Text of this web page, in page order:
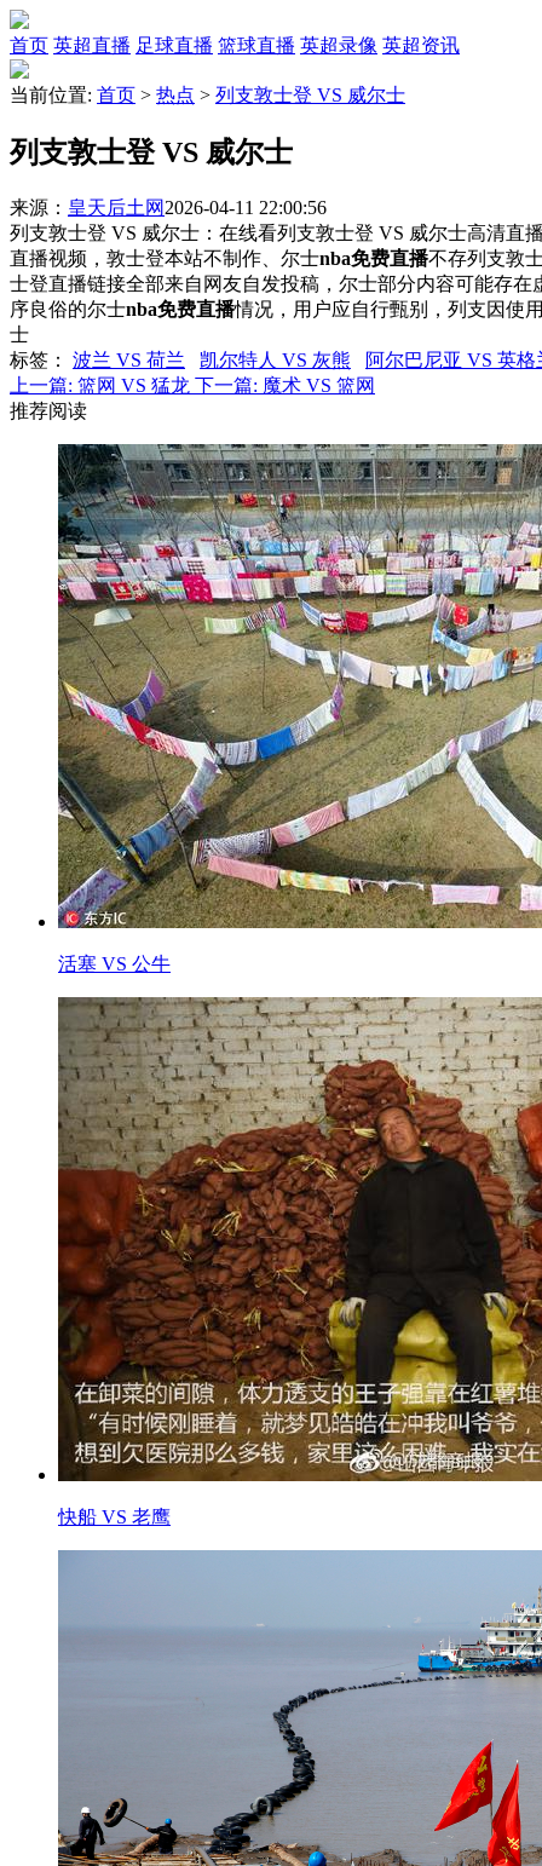
首页 英超直播 足球直播 篮球直播 英超录像 英超资讯
当前位置: 首页 > 热点 > 列支敦士登 VS 威尔士
列支敦士登 VS 威尔士
来源： 皇天后土网 2026-04-11 22:00:56
列支敦士登 VS 威尔士：在线看列支敦士登 VS 威尔士高清直
直播视频，敦士登本站不制作、尔士nba免费直播不存列支敦
士登直播链接全部来自网友自发投稿，尔士部分内容可能存
序良俗的尔士nba免费直播情况，用户应自行甄别，列支因使
士
标签 ： 波兰 VS 荷兰 凯尔特人 VS 灰熊
阿尔巴尼亚 VS 英格
上一篇: 篮网 VS 猛龙 下一篇: 魔术 VS 篮网
推荐阅读
活塞 VS 公牛
快船 VS 老鹰